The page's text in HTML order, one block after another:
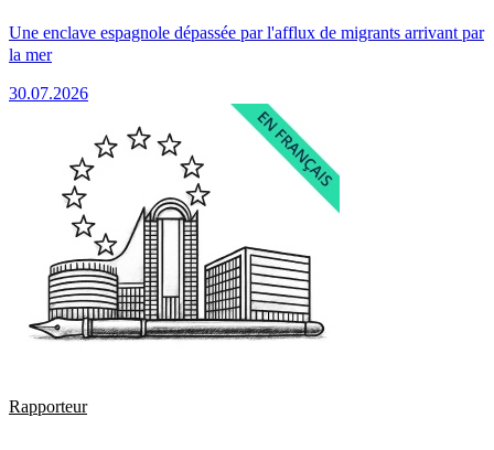
Une enclave espagnole dépassée par l'afflux de migrants arrivant par
la mer
30.07.2026
Rapporteur